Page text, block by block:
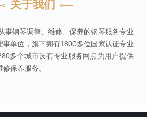
关于我们
事钢琴调律、维修、保养的钢琴服务专业
事单位，旗下拥有1800多位国家认证专业
多个城市设有专业服务网点为用户提供
保养服务。